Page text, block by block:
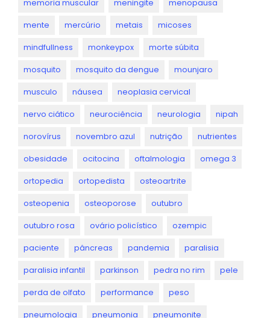
memoria muscular meningite menopausa
mente mercúrio metais micoses
mindfullness monkeypox morte súbita
mosquito mosquito da dengue mounjaro
musculo náusea neoplasia cervical
nervo ciático neurociência neurologia nipah
norovírus novembro azul nutrição nutrientes
obesidade ocitocina oftalmologia omega 3
ortopedia ortopedista osteoartrite
osteopenia osteoporose outubro
outubro rosa ovário policístico ozempic
paciente pâncreas pandemia paralisia
paralisia infantil parkinson pedra no rim pele
perda de olfato performance peso
pneumologia pneumonia pneumonite